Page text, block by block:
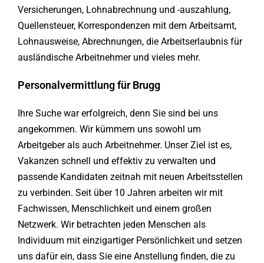
Versicherungen, Lohnabrechnung und -auszahlung,
Quellensteuer, Korrespondenzen mit dem Arbeitsamt,
Lohnausweise, Abrechnungen, die Arbeitserlaubnis für
ausländische Arbeitnehmer und vieles mehr.
Personalvermittlung für Brugg
Ihre Suche war erfolgreich, denn Sie sind bei uns
angekommen. Wir kümmern uns sowohl um
Arbeitgeber als auch Arbeitnehmer. Unser Ziel ist es,
Vakanzen schnell und effektiv zu verwalten und
passende Kandidaten zeitnah mit neuen Arbeitsstellen
zu verbinden. Seit über 10 Jahren arbeiten wir mit
Fachwissen, Menschlichkeit und einem großen
Netzwerk. Wir betrachten jeden Menschen als
Individuum mit einzigartiger Persönlichkeit und setzen
uns dafür ein, dass Sie eine Anstellung finden, die zu